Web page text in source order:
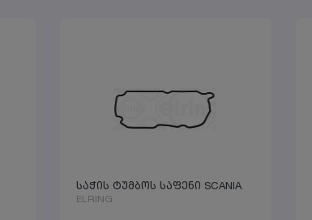
საჭის ტუმბოს საფენი SCANIA
ELRING